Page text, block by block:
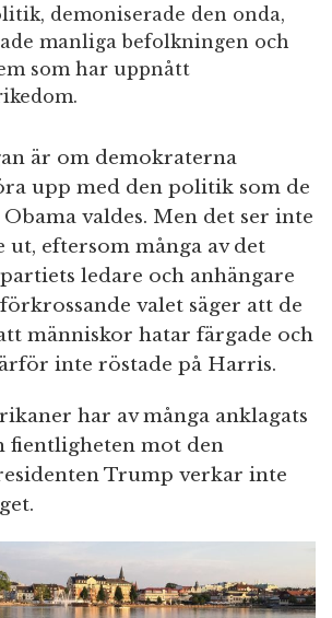
demoniserade den onda,
manliga befolkningen och
som har uppnått
är om demokraterna
upp med den politik som de
valdes. Men det ser inte
eftersom många av det
ledare och anhängare
valet säger att de
människor hatar färgade och
inte röstade på Harris.
har av många anklagats
fientligheten mot den
Trump verkar inte